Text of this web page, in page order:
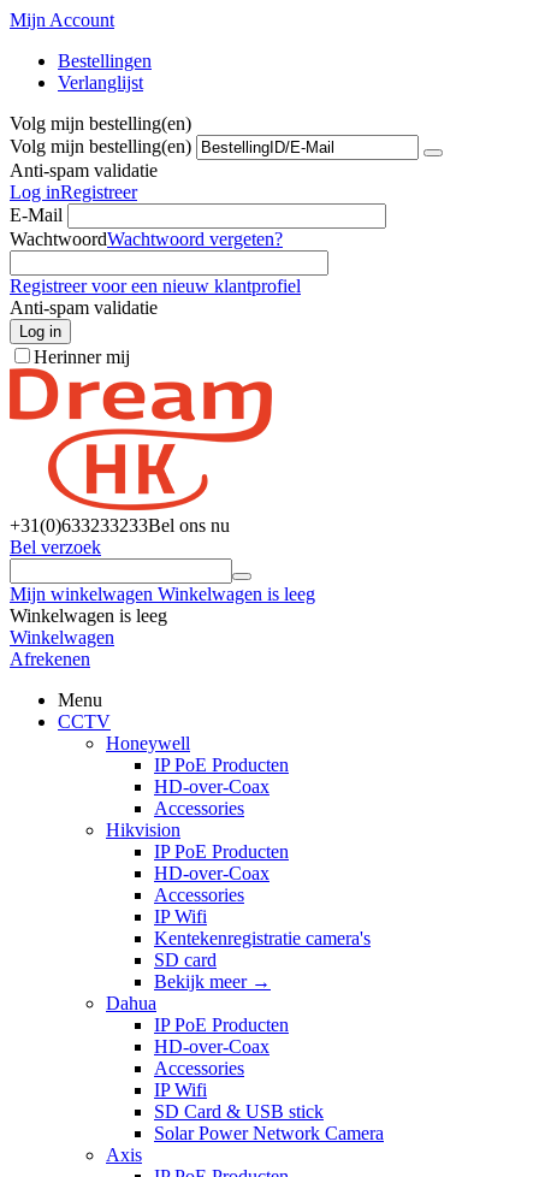
Mijn Account
Bestellingen
Verlanglijst
Volg mijn bestelling(en)
Volg mijn bestelling(en)
Anti-spam validatie
Log inRegistreer
E-Mail
WachtwoordWachtwoord vergeten?
Registreer voor een nieuw klantprofiel
Anti-spam validatie
Log in
Herinner mij
+31(0)633233233Bel ons nu
Bel verzoek
Mijn winkelwagen Winkelwagen is leeg
Winkelwagen is leeg
Winkelwagen
Afrekenen
Menu
CCTV
Honeywell
IP PoE Producten
HD-over-Coax
Accessories
Hikvision
IP PoE Producten
HD-over-Coax
Accessories
IP Wifi
Kentekenregistratie camera's
SD card
Bekijk meer →
Dahua
IP PoE Producten
HD-over-Coax
Accessories
IP Wifi
SD Card & USB stick
Solar Power Network Camera
Axis